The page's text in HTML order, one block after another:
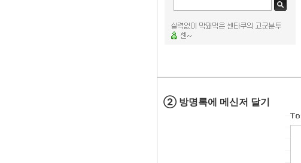
② 방명록에 메신저 달기